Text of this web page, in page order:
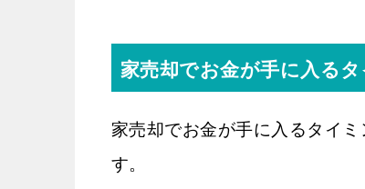
家売却でお金が手に入る
家売却でお金が手に入るタイ
す。